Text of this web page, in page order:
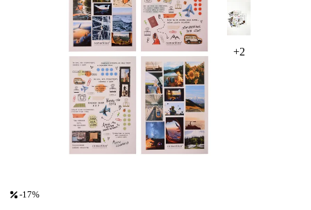
+2
-17%